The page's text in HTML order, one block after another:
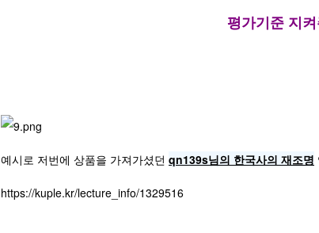
평가기준 지
예시로 저번에 상품을 가져가셨던 qn139s님의 한국사의 재조명
https://kuple.kr/lecture_info/1329516